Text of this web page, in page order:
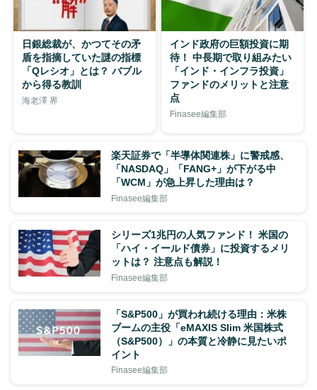
日銀総裁が、かつてその矛
盾を指摘していた謎の指標
「Qレシオ」とは？ バブル
から得る教訓
海老澤 界
インド政府の巨額投資に期
待！ 中長期で取り組みたい
「インド・インフラ投資」
ファンドのメリットと注意
点
Finasee編集部
楽天証券で「半導体関連株」に警戒感、
「NASDAQ」「FANG+」が下がる中
「WCM」が急上昇した理由は？
Finasee編集部
シリーズ1兆円の人気ファンド！ 米国の
「ハイ・イールド債券」に投資するメリ
ットは？ 注意点も解説！
Finasee編集部
「S&P500」が買われ続ける理由：米株
ブームの主役「eMAXIS Slim 米国株式
（S&P500）」の本質と冷静に見たいポ
イント
Finasee編集部